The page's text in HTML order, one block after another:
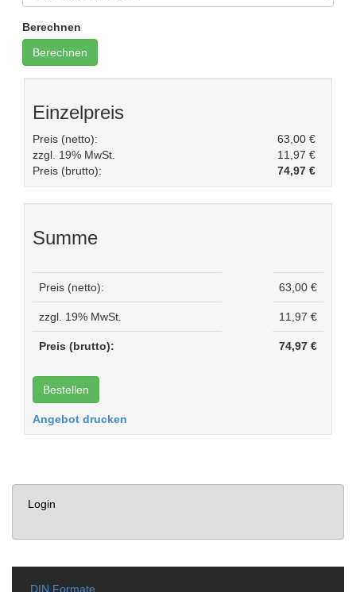
Berechnen
Einzelpreis
Preis (netto):
63,00 €
zzgl. 19% MwSt.
11,97 €
Preis (brutto):
74,97 €
Summe
Preis (netto): 63,00 €
zzgl. 19% MwSt. 11,97 €
Preis (brutto): 74,97 €
Angebot drucken
Login
DIN Formate